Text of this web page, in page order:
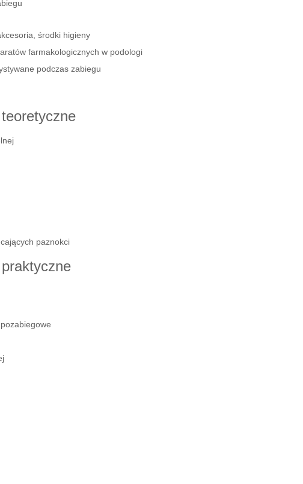
środki higieny
farmakologicznych w podologi
podczas zabiegu
paznokci